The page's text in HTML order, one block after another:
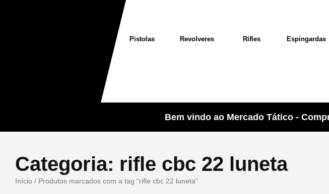
Pistolas Revolveres Rifles Espingardas
Bem vindo ao Mercado Tático -
Categoria: rifle cbc 22 luneta
Início / Produtos marcados com a tag “rifle cbc 22 luneta”